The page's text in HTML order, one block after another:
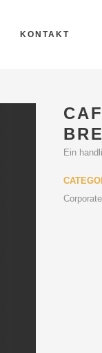
KONTAKT
Ein